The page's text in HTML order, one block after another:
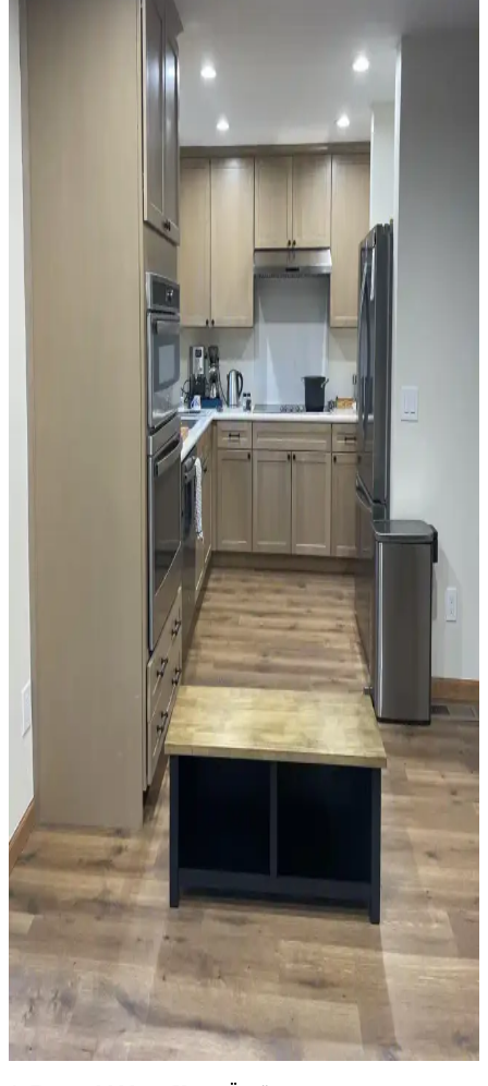
Mutfak köşenizi düzenlerken gereksiz eşyalardan kurtulmak,
bitkileri doğru konumlandırmak ve askı sistemleri kullanmak
işlevsellik ve estetik sağlar. Alanı işlevsel gruplarla düzenlemek
Mutfak Tezgah Arkası Seçiminde Renk, Stil ve
Fonksiyonellik Dengesi
Mutfak tezgah arkası seçiminde gri dolapların alt tonları, renk
uyumu, desen seçimi ve malzeme fonksiyonelliği önem taşır.
Mermer, cam ve taş malzemeler estetik ve dayanıklılık açısından
Mutfak Tezgah Arkası Seçiminde Granit ve Seramik
Karoların Estetik ve İşlevsel Karşılaştırması
Mutfak tezgah arkası seçiminde granit ve seramik karoların estetik
ve işlevsel avantajları karşılaştırılıyor. Tasarımda denge, renk uyumu
ve uzun vadeli kullanım ön planda tutuluyor.
Mutfak Pencereleri İçin Fonksiyonel ve Estetik
Perde Seçenekleri ve Montaj Yöntemleri
Mutfak pencerelerinin tasarımına uygun perde seçimi, ışık kontrolü
ve kullanım kolaylığı sağlar. Roman storlar, kafe perdeleri ve entegre
sistemler, estetik ve fonksiyonel çözümler sunar.
Mutfak Dolapları İçin Uygun Boya Rengi Seçimi ve
Uygulama İpuçları
Mutfak dolapları için renk seçimi, yüzey hazırlığı ve boya uygulama
teknikleri detaylıca ele alınmıştır. Mekanın ışık ve renk uyumu göz
önünde bulundurularak, dayanıklı ve estetik sonuçlar için öneriler
sunulmaktadır.
Siyah, Gri ve Beyaz Granit Tezgahlarla Uyumlu
Dolap Boya Renkleri ve Dekorasyon Önerileri
Siyah, gri ve beyaz granit tezgahlarla uyumlu dolap renkleri beyaz,
yumuşak yeşil ve koyu tonlar arasında değişir. Doğru boya ve
dekorasyonla mutfak estetik ve fonksiyonel hale gelir.
Küçük Mutfaklarda Tezgah Alanını Artırmaya
Yönelik Pratik Mobilya ve Düzenleme Çözümleri
Küçük mutfaklarda tezgah alanı yetersizliği, hareketli tezgahlar,
duvara monte raflar ve işlevsel dolaplarla aşılabilir. Doğru
düzenleme mutfak işlevselliğini artırır ve alanı verimli kullanmayı
sağlar.